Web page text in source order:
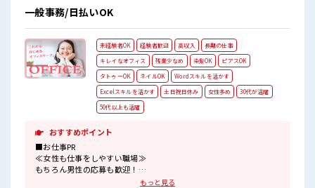
一般事務/日払いOK
未経験者OK 経験者歓迎 高収入
長期の仕事
キレイなオフィス
残業少なめ 染髪OK
ピアスOK
タトゥーOK
ネイルOK
Wordスキルを活かす
Excelスキルを活かす
土日祝日休み 女性多め
30代が活躍
50代以上も活躍
おすすめポイント
■お仕事PR
≪女性も仕事をしやすい職場≫
もちろん男性の応募も歓迎！
もっと見る